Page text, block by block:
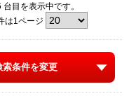
目を表示中です。
は1ページ
索条件を変更